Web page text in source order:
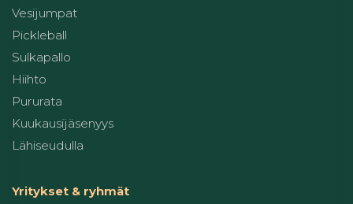
Vesijumpat
Pickleball
Sulkapallo
Hiihto
Pururata
Kuukausijäsenyys
Lähiseudulla
Yritykset & ryhmät